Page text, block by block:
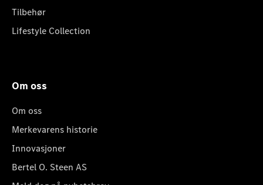
Tilbehør
Lifestyle Collection
Om oss
Om oss
Merkevarens historie
Innovasjoner
Bertel O. Steen AS